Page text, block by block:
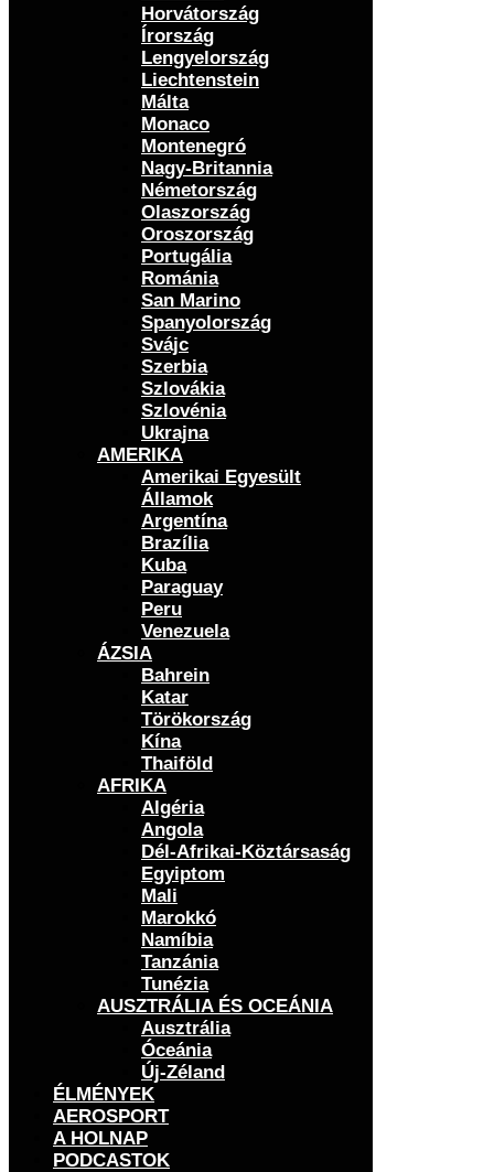
Horvátország
Írország
Lengyelország
Liechtenstein
Málta
Monaco
Montenegró
Nagy-Britannia
Németország
Olaszország
Oroszország
Portugália
Románia
San Marino
Spanyolország
Svájc
Szerbia
Szlovákia
Szlovénia
Ukrajna
AMERIKA
Amerikai Egyesült
Államok
Argentína
Brazília
Kuba
Paraguay
Peru
Venezuela
ÁZSIA
Bahrein
Katar
Törökország
Kína
Thaiföld
AFRIKA
Algéria
Angola
Dél-Afrikai-Köztársaság
Egyiptom
Mali
Marokkó
Namíbia
Tanzánia
Tunézia
AUSZTRÁLIA ÉS OCEÁNIA
Ausztrália
Óceánia
Új-Zéland
ÉLMÉNYEK
AEROSPORT
A HOLNAP
PODCASTOK